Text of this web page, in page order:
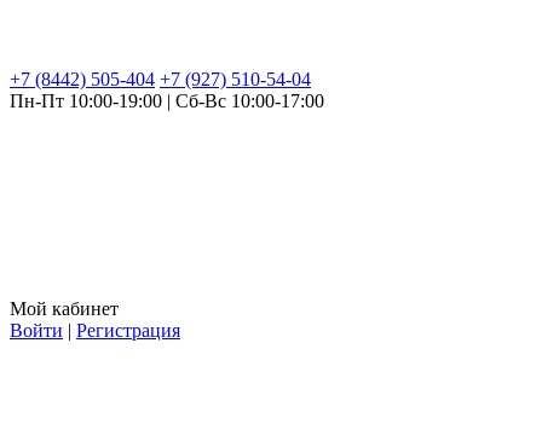
+7 (8442) 505-404 +7 (927) 510-54-04
Пн-Пт 10:00-19:00 | Сб-Вс 10:00-17:00
Мой кабинет
Войти | Регистрация